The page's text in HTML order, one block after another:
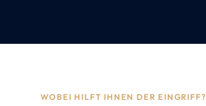
WOBEI HILFT IHNEN DER EINGRIFF?